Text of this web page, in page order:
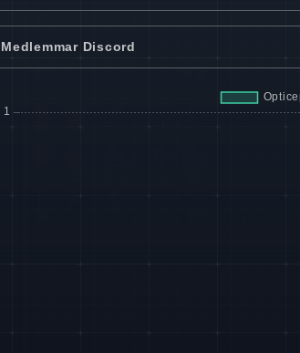
Medlemmar Discord